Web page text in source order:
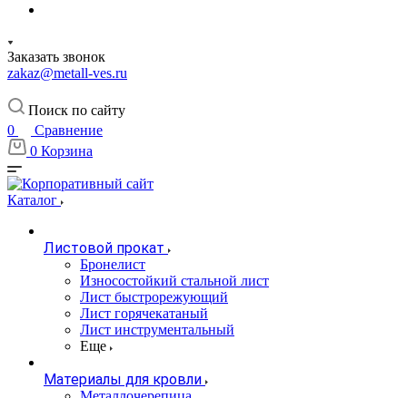
Заказать звонок
zakaz@metall-ves.ru
Поиск по сайту
0
Сравнение
0 Корзина
Каталог
Листовой прокат
Бронелист
Износостойкий стальной лист
Лист быстрорежующий
Лист горячекатаный
Лист инструментальный
Еще
Материалы для кровли